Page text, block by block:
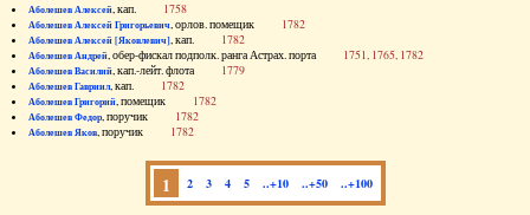
Аболешев Алексей, кап. 1758
Аболешев Алексей Григорьевич, орлов. помещик 1782
Аболешев Алексей [Яковлевич], кап. 1782
Аболешев Андрей, обер-фискал подполк. ранга Астрах. порта 1751, 1765, 1782
Аболешев Василий, кап.-лейт. флота 1779
Аболешев Гавриил, кап. 1782
Аболешев Григорий, помещик 1782
Аболешев Федор, поручик 1782
Аболешев Яков, поручик 1782
1 2 3 4 5 ..+10 ..+50 ..+100